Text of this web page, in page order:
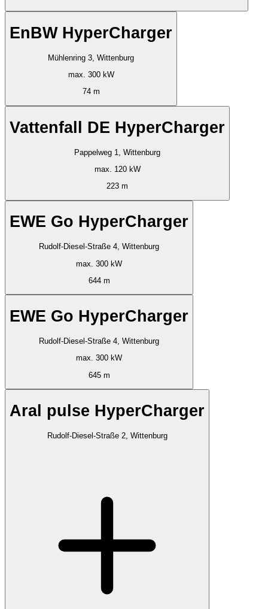
EnBW HyperCharger
Mühlenring 3, Wittenburg
max. 300 kW
74 m
Vattenfall DE HyperCharger
Pappelweg 1, Wittenburg
max. 120 kW
223 m
EWE Go HyperCharger
Rudolf-Diesel-Straße 4, Wittenburg
max. 300 kW
644 m
EWE Go HyperCharger
Rudolf-Diesel-Straße 4, Wittenburg
max. 300 kW
645 m
Aral pulse HyperCharger
Rudolf-Diesel-Straße 2, Wittenburg